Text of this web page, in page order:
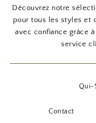
Découvrez notre
pour tous les styles et
avec confiance grâce
service
Qui-
Contact